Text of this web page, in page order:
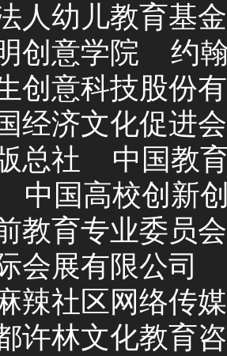
人幼儿教育基
创意学院
约
创意科技股份
经济文化促进会
总社
中国教
中国高校创新
教育专业委员会
会展有限公司
辣社区网络传
许林文化教育